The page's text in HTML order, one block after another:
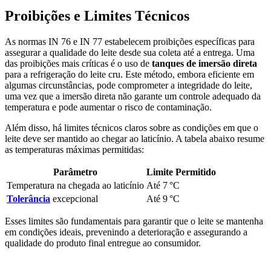
Proibições e Limites Técnicos
As normas IN 76 e IN 77 estabelecem proibições específicas para
assegurar a qualidade do leite desde sua coleta até a entrega. Uma
das proibições mais críticas é o uso de tanques de imersão direta
para a refrigeração do leite cru. Este método, embora eficiente em
algumas circunstâncias, pode comprometer a integridade do leite,
uma vez que a imersão direta não garante um controle adequado da
temperatura e pode aumentar o risco de contaminação.
Além disso, há limites técnicos claros sobre as condições em que o
leite deve ser mantido ao chegar ao laticínio. A tabela abaixo resume
as temperaturas máximas permitidas:
Parâmetro
Limite Permitido
Temperatura na chegada ao laticínio Até 7 °C
Tolerância excepcional Até 9 °C
Esses limites são fundamentais para garantir que o leite se mantenha
em condições ideais, prevenindo a deterioração e assegurando a
qualidade do produto final entregue ao consumidor.